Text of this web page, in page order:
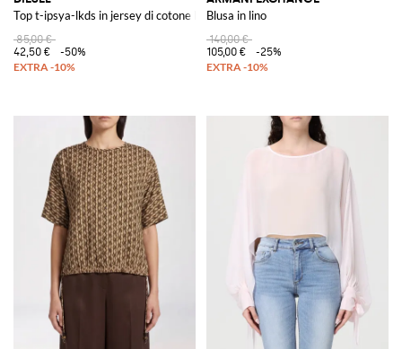
Top t-ipsya-lkds in jersey di cotone biologico
85,00 €
42,50 €
-50%
Blusa in lino
140,00 €
105,00 €
-25%